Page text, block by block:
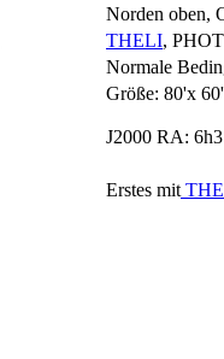
Norden oben,
THELI,
Normale
Größe: 80'x
J2000 RA:
Erstes mit